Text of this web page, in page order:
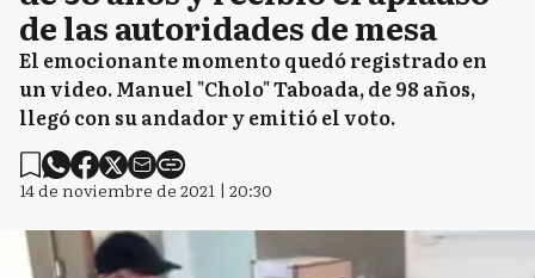
de las autoridades de mesa
El emocionante momento quedó registrado en
un video. Manuel "Cholo" Taboada, de 98 años,
llegó con su andador y emitió el voto.
14 de noviembre de 2021 | 20:30